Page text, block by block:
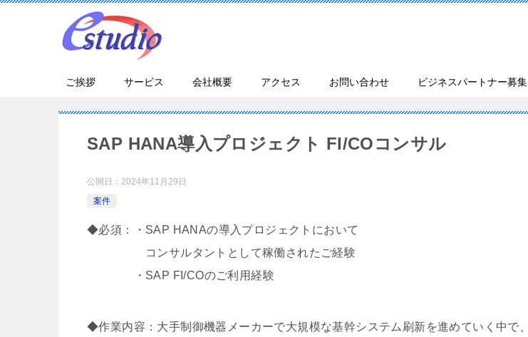
ご挨拶 サービス 会社概要 アクセス お問い合わせ ビジネスパートナー募集
SAP HANA導入プロジェクト FI/COコンサル
公開日： 2024年11月29日
案件
◆必須：・SAP HANAの導入プロジェクトにおいて
コンサルタントとして稼働されたご経験
・SAP FI/COのご利用経験
◆作業内容：大手制御機器メーカーで大規模な基幹システム刷新を進めていく中で、